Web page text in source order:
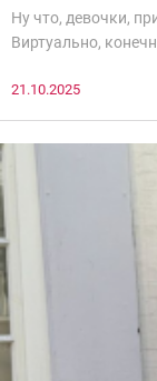
Ну что, девочки,
Виртуально,
21.10.2025